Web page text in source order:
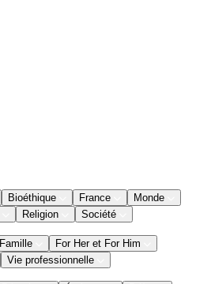
Bioéthique France
Monde
Religion Société
Famille
For Her et For Him
Vie professionnelle